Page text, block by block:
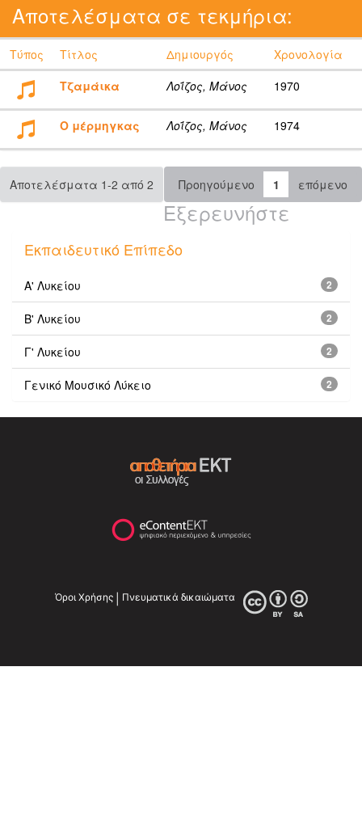
Αποτελέσματα σε τεκμήρια:
Τύπος Τίτλος Δημιουργός
Χρονολογία
Τζαμάικα
Λοΐζος, Μάνος 1970
Ο μέρμηγκας Λοΐζος, Μάνος 1974
Αποτελέσματα 1-2 από 2 Προηγούμενο 1 επόμενο
Εξερευνήστε
Εκπαιδευτικό Επίπεδο
2
Α' Λυκείου
2
Β' Λυκείου
2
Γ' Λυκείου
2
Γενικό Μουσικό Λύκειο